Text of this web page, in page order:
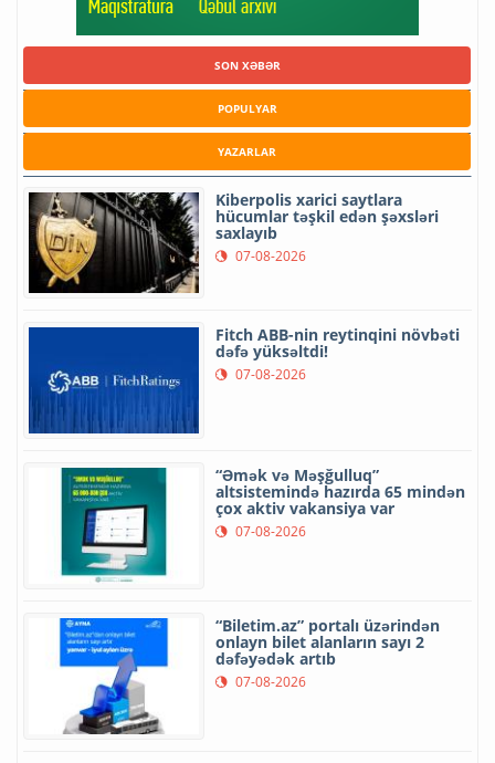
SON XƏBƏR
POPULYAR
YAZARLAR
Kiberpolis xarici saytlara
hücumlar təşkil edən şəxsləri
saxlayıb
07-08-2026
Fitch ABB-nin reytinqini növbəti
dəfə yüksəltdi!
07-08-2026
“Əmək və Məşğulluq”
altsistemində hazırda 65 mindən
çox aktiv vakansiya var
07-08-2026
“Biletim.az” portalı üzərindən
onlayn bilet alanların sayı 2
dəfəyədək artıb
07-08-2026